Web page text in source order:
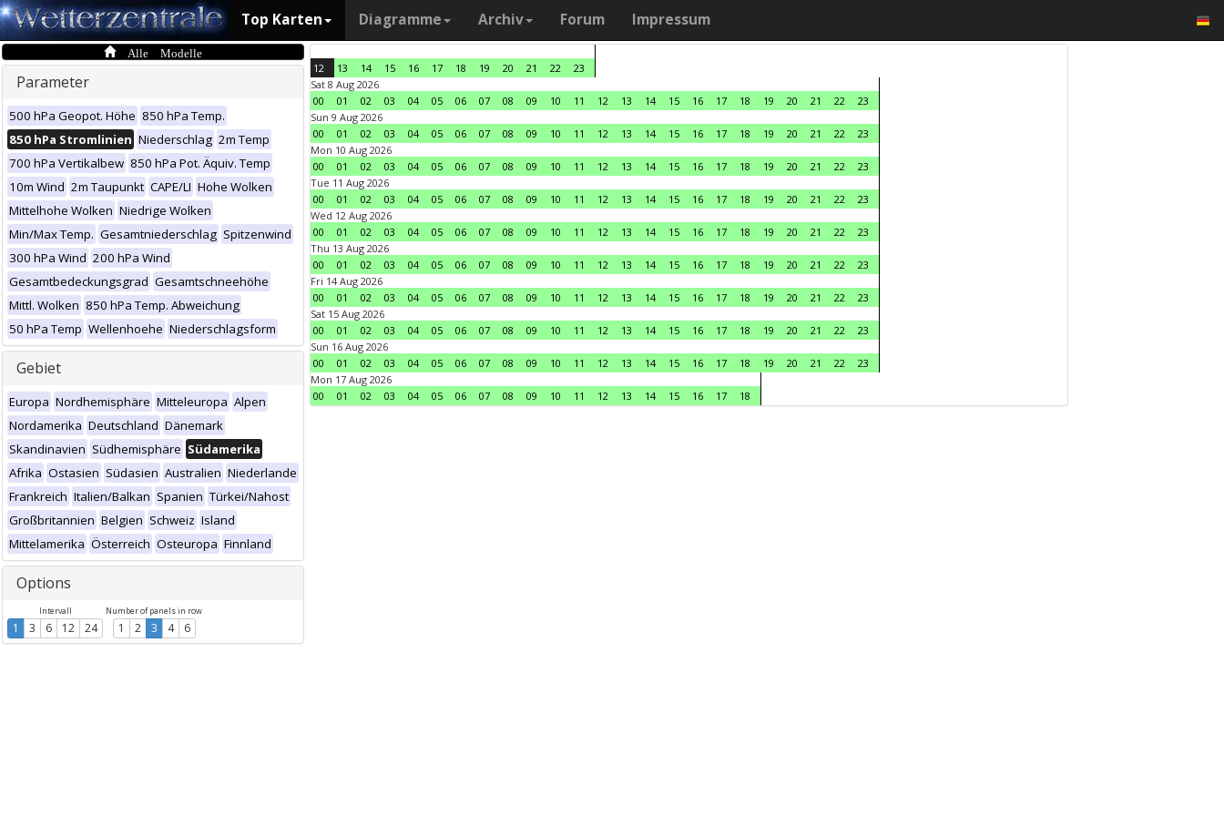
Top Karten Diagramme Archiv Forum Impressum
Alle Modelle
Parameter
500 hPa Geopot. Höhe 850 hPa Temp.
850 hPa Stromlinien Niederschlag 2m Temp
700 hPa Vertikalbew 850 hPa Pot. Äquiv. Temp
10m Wind 2m Taupunkt CAPE/LI Hohe Wolken
Mittelhohe Wolken Niedrige Wolken
Min/Max Temp. Gesamtniederschlag Spitzenwind
300 hPa Wind 200 hPa Wind
Gesamtbedeckungsgrad Gesamtschneehöhe
Mittl. Wolken 850 hPa Temp. Abweichung
50 hPa Temp Wellenhoehe Niederschlagsform
Gebiet
Europa Nordhemisphäre Mitteleuropa Alpen
Nordamerika Deutschland Dänemark
Skandinavien Südhemisphäre Südamerika
Afrika Ostasien Südasien Australien Niederlande
Frankreich Italien/Balkan Spanien Türkei/Nahost
Großbritannien Belgien Schweiz Island
Mittelamerika Österreich Osteuropa Finnland
Options
Intervall
1 3 6 12 24
Number of panels in row
1 2 3 4 6
12 13 14 15 16 17 18 19 20 21 22
23
Sat 8 Aug 2026
00
01 02 03 04 05 06 07 08 09 10 11 12 13 14 15 16 17 18 19 20 21 22
23
Sun 9 Aug 2026
00
01 02 03 04 05 06 07 08 09 10 11 12 13 14 15 16 17 18 19 20 21 22
23
Mon 10 Aug 2026
00
01 02 03 04 05 06 07 08 09 10 11 12 13 14 15 16 17 18 19 20 21 22
23
Tue 11 Aug 2026
00
01 02 03 04 05 06 07 08 09 10 11 12 13 14 15 16 17 18 19 20 21 22
23
Wed 12 Aug 2026
00
01 02 03 04 05 06 07 08 09 10 11 12 13 14 15 16 17 18 19 20 21 22
23
Thu 13 Aug 2026
00
01 02 03 04 05 06 07 08 09 10 11 12 13 14 15 16 17 18 19 20 21 22
23
Fri 14 Aug 2026
00
01 02 03 04 05 06 07 08 09 10 11 12 13 14 15 16 17 18 19 20 21 22
23
Sat 15 Aug 2026
00
01 02 03 04 05 06 07 08 09 10 11 12 13 14 15 16 17 18 19 20 21 22
23
Sun 16 Aug 2026
00
01 02 03 04 05 06 07 08 09 10 11 12 13 14 15 16 17 18 19 20 21 22
23
Mon 17 Aug 2026
00
01 02 03 04 05 06 07 08 09 10 11 12 13 14 15 16 17 18